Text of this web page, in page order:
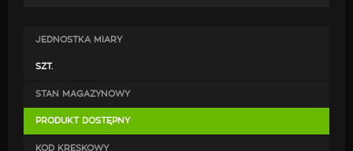
się do poprawy estetyki wewnątrz samochodu.
JEDNOSTKA MIARY
SZT.
STAN MAGAZYNOWY
PRODUKT DOSTĘPNY
KOD KRESKOWY